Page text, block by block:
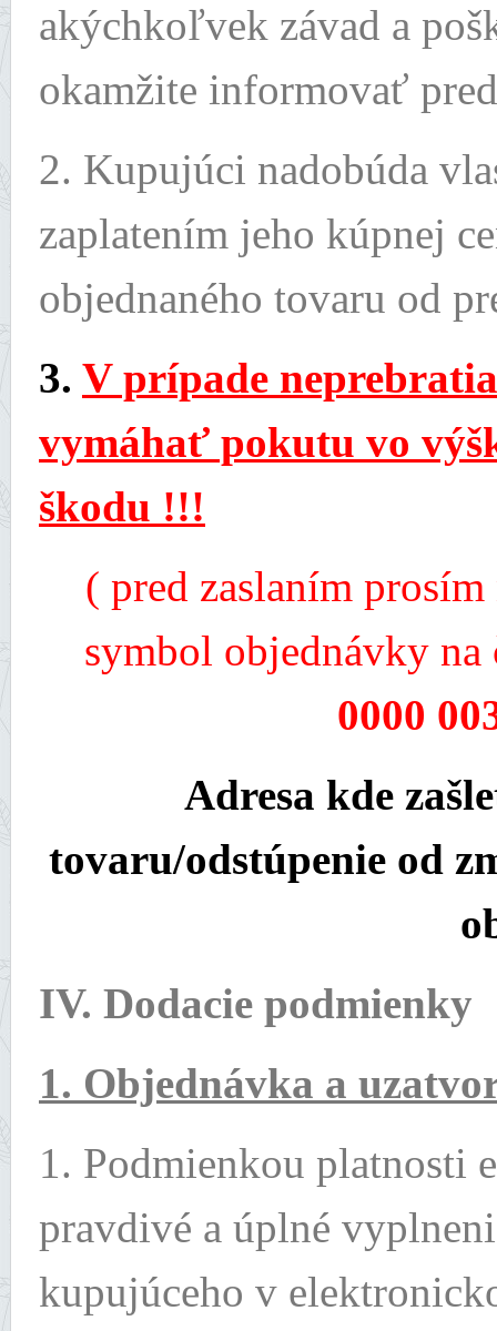
akýchkoľvek závad a
okamžite informovať
2. Kupujúci nadobúda
zaplatením jeho kúpnej
objednaného tovaru od
3. V prípade
vymáhať pokutu vo
škodu !!!
( pred zaslaním
symbol objednávky
0000
Adresa kde
tovaru/odstúpenie od
IV. Dodacie podmienky
1. Objednávka a
1. Podmienkou platnosti
pravdivé a úplné
kupujúceho v